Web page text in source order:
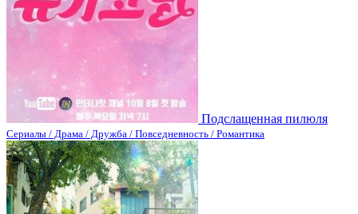
Подслащенная пилюля
Сериалы / Драма / Дружба / Повседневность / Романтика